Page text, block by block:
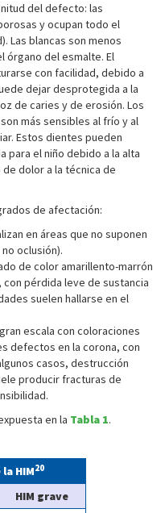
del defecto: las
y ocupan todo el
Las blancas son menos
órgano del esmalte. El
con facilidad, debido a
dejar desprotegida a la
de caries y de erosión. Los
más sensibles al frío y al
Estos dientes pueden
para el niño debido a la alta
dolor a la técnica de
de afectación:
en áreas que no suponen
oclusión).
de color amarillento-marrón
pérdida leve de sustancia
suelen hallarse en el
escala con coloraciones
defectos en la corona, con
casos, destrucción
producir fracturas de
en la Tabla 1.
HIM20
HIM grave